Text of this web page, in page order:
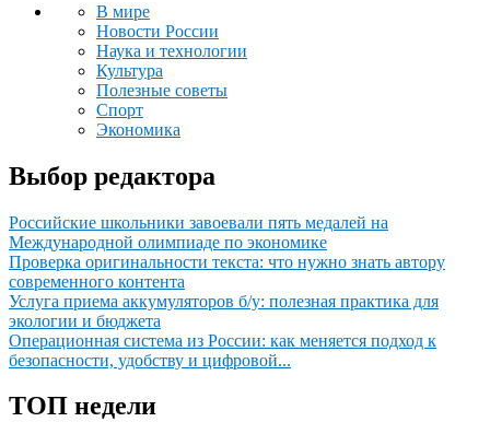
В мире
Новости России
Наука и технологии
Культура
Полезные советы
Спорт
Экономика
Выбор редактора
Российские школьники завоевали пять медалей на
Международной олимпиаде по экономике
Проверка оригинальности текста: что нужно знать автору
современного контента
Услуга приема аккумуляторов б/у: полезная практика для
экологии и бюджета
Операционная система из России: как меняется подход к
безопасности, удобству и цифровой...
ТОП недели